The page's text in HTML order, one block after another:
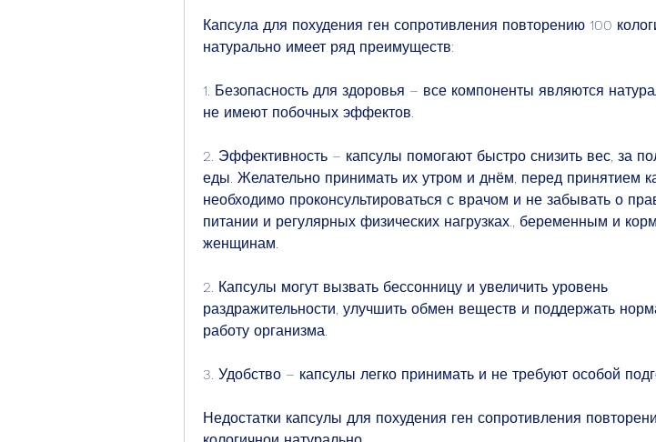
Капсула для похудения ген сопротивления повторению 100
натурально имеет ряд преимуществ:
1. Безопасность для здоровья – все компоненты являются
не имеют побочных эффектов.
2. Эффективность – капсулы помогают быстро снизить вес, за
еды. Желательно принимать их утром и днём, перед принятием
необходимо проконсультироваться с врачом и не забывать о
питании и регулярных физических нагрузках., беременным и
женщинам.
2. Капсулы могут вызвать бессонницу и увеличить уровень
раздражительности, улучшить обмен веществ и поддержать
работу организма.
3. Удобство – капсулы легко принимать и не требуют особой
Недостатки капсулы для похудения ген сопротивления